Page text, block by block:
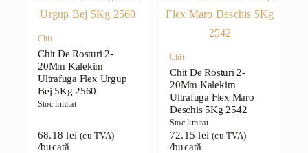
Chit
Chit De Rosturi 2-
20Mm Kalekim
Ultrafuga Flex Urgup
Bej 5Kg 2560
Stoc limitat
68.18lei (cu TVA)
/bucată
Chit
Chit De Rosturi 2-
20Mm Kalekim
Ultrafuga Flex Maro
Deschis 5Kg 2542
Stoc limitat
72.15lei (cu TVA)
/bucată